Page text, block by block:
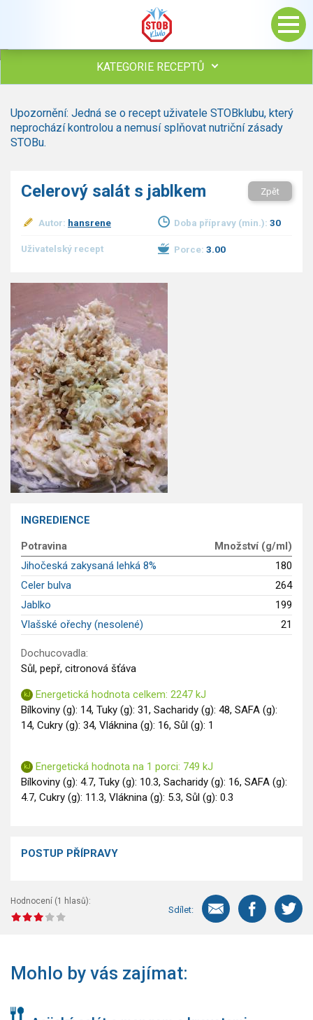
KATEGORIE RECEPTŮ
Polévky
Studená kuchyně
Bezmasé a zeleninové
Sladké pokrmy
Dezerty
Ostatní
Dětské recepty
GLP-1 recepty
Upozornění: Jedná se o recept uživatele STOBklubu, který
neprochází kontrolou a nemusí splňovat nutriční zásady
STOBu.
Celerový salát s jablkem Zpět
Autor: hansrene Doba přípravy (min.): 30
Uživatelský recept Porce: 3.00
INGREDIENCE
Potravina
Množství (g/ml)
Jihočeská zakysaná lehká 8%
180
Celer bulva
264
Jablko
199
Vlašské ořechy (nesolené)
21
Dochucovadla:
Sůl, pepř, citronová šťáva
Energetická hodnota celkem: 2247 kJ
Bílkoviny (g): 14, Tuky (g): 31, Sacharidy (g): 48, SAFA (g):
14, Cukry (g): 34, Vláknina (g): 16, Sůl (g): 1
Energetická hodnota na 1 porci: 749 kJ
Bílkoviny (g): 4.7, Tuky (g): 10.3, Sacharidy (g): 16, SAFA (g):
4.7, Cukry (g): 11.3, Vláknina (g): 5.3, Sůl (g): 0.3
POSTUP PŘÍPRAVY
Hodnocení (1 hlasů):
Sdílet:
Mohlo by vás zajímat: